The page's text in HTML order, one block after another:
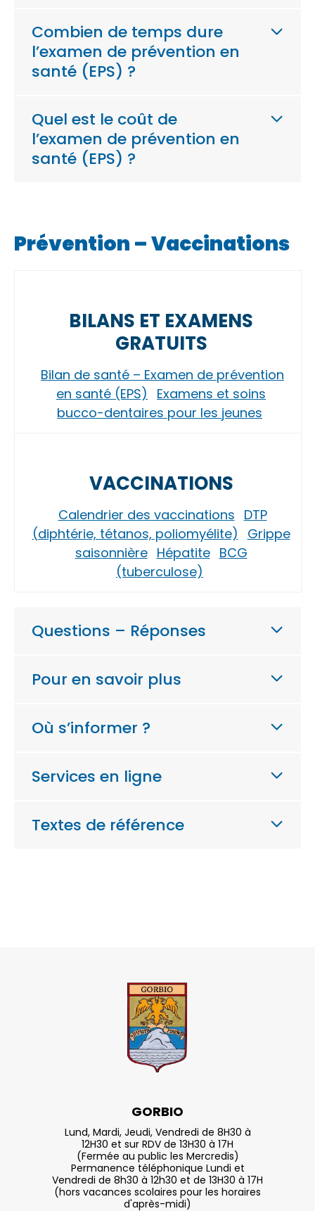
Combien de temps dure
l’examen de prévention en
santé (EPS) ?
Quel est le coût de
l’examen de prévention en
santé (EPS) ?
Prévention – Vaccinations
BILANS ET EXAMENS
GRATUITS
Bilan de santé – Examen de prévention
en santé (EPS)
Examens et soins
bucco-dentaires pour les jeunes
VACCINATIONS
Calendrier des vaccinations DTP
(diphtérie, tétanos, poliomyélite)
Grippe
saisonnière Hépatite BCG
(tuberculose)
Questions – Réponses
Pour en savoir plus
Où s’informer ?
Services en ligne
Textes de référence
GORBIO
Lund, Mardi, Jeudi, Vendredi de 8H30 à
12H30 et sur RDV de 13H30 à 17H
(Fermée au public les Mercredis)
Permanence téléphonique Lundi et
Vendredi de 8h30 à 12h30 et de 13H30 à 17H
(hors vacances scolaires pour les horaires
d'après-midi)